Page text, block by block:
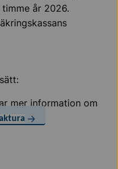
år 2026.
mer information om